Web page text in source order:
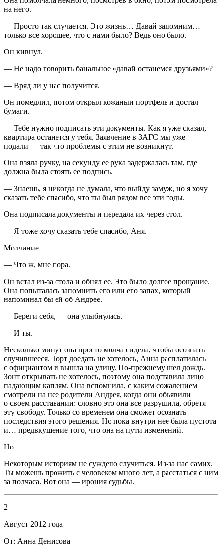
на него.
— Просто так случается. Это жизнь… Давай запомним…
только все хорошее, что с нами было? Ведь оно было.
Он кивнул.
— Не надо говорить банальное «давай останемся друзьями»?
— Вряд ли у нас получится.
Он помедлил, потом открыл кожаный портфель и достал
бумаги.
— Тебе нужно подписать эти документы. Как я уже сказал,
квартира останется у тебя. Заявление в ЗАГС мы уже
подали — так что проблемы с этим не возникнут.
Она взяла ручку, на секунду ее рука задержалась там, где
должна была стоять ее подпись.
— Знаешь, я никогда не думала, что выйду замуж, но я хочу
сказать тебе спасибо, что ты был рядом все эти годы.
Она подписала документы и передала их через стол.
— Я тоже хочу сказать тебе спасибо, Аня.
Молчание.
— Что ж, мне пора.
Он встал из-за стола и обнял ее. Это было долгое прощание.
Она попыталась запомнить его или его запах, который
напоминал бы ей об Андрее.
— Береги себя, — она улыбнулась.
— И ты.
Несколько минут она просто молча сидела, чтобы осознать
случившееся. Торт доедать не хотелось, Анна расплатилась
с официантом и вышла на улицу. По-прежнему шел дождь.
Зонт открывать не хотелось, поэтому она подставила лицо
падающим каплям. Она вспомнила, с каким сожалением
смотрели на нее родители Андрея, когда они объявили
о своем расставании: словно это она все разрушила, обретя
эту свободу. Только со временем она сможет осознать
последствия этого решения. Но пока внутри нее была пустота
и… предвкушение того, что она на пути изменений.
Но…
Некоторым историям не суждено случиться. Из-за нас самих.
Ты можешь прожить с человеком много лет, а расстаться с ним
за полчаса. Вот она — ирония судьбы.
2
Август 2012 года
От: Анна Денисова